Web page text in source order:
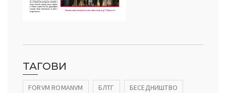
ТАГОВИ
FORVM ROMANVM БЛТГ
БЕСЕДНИШТВО